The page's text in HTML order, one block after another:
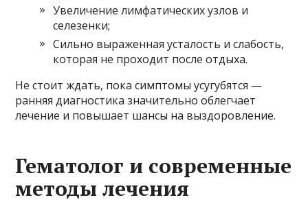
Увеличение лимфатических узлов и
селезенки;
Сильно выраженная усталость и слабость,
которая не проходит после отдыха.
Не стоит ждать, пока симптомы усугубятся —
ранняя диагностика значительно облегчает
лечение и повышает шансы на выздоровление.
Гематолог и современные
методы лечения